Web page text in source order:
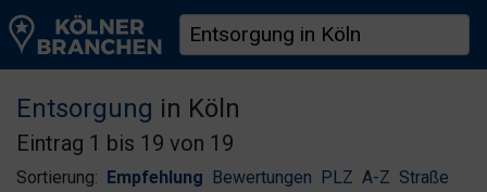
Entsorgung in Köln
Eintrag 1 bis 19 von 19
Sortierung: Empfehlung Bewertungen PLZ A-Z Straße